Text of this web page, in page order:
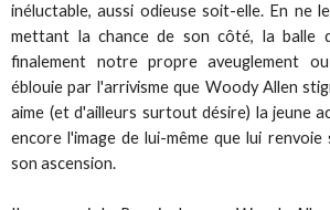
inéluctable, aussi odieuse soit-elle. En ne
mettant la chance de son côté, la balle
finalement notre propre aveuglement
éblouie par l'arrivisme que Woody Allen
aime (et d'ailleurs surtout désire) la jeune
encore l'image de lui-même que lui
son ascension.